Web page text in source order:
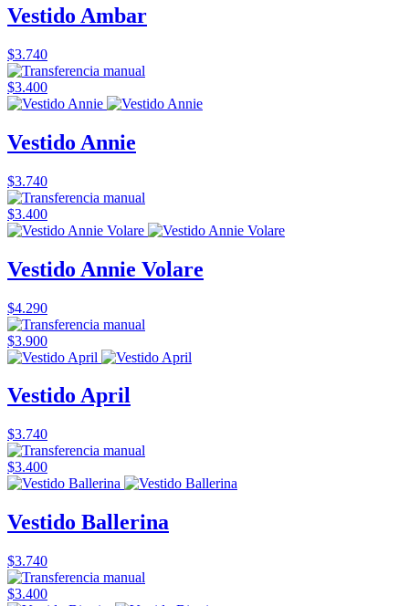
Vestido Ambar
$3.740
$3.400
Vestido Annie
$3.740
$3.400
Vestido Annie Volare
$4.290
$3.900
Vestido April
$3.740
$3.400
Vestido Ballerina
$3.740
$3.400